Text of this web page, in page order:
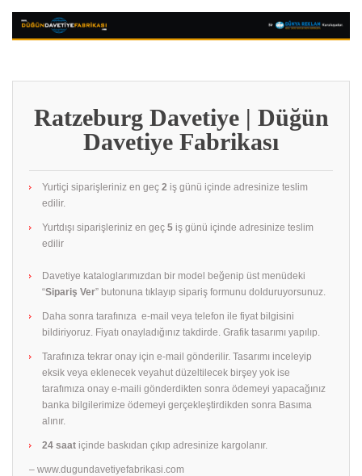
Ratzeburg Davetiye | Düğün
Davetiye Fabrikası
Yurtiçi siparişleriniz en geç 2 iş günü içinde adresinize teslim
edilir.
Yurtdışı siparişleriniz en geç 5 iş günü içinde adresinize teslim
edilir
Davetiye kataloglarımızdan bir model beğenip üst menüdeki
“Sipariş Ver” butonuna tıklayıp sipariş formunu dolduruyorsunuz.
Daha sonra tarafınıza e-mail veya telefon ile fiyat bilgisini
bildiriyoruz. Fiyatı onayladığınız takdirde. Grafik tasarımı yapılıp.
Tarafınıza tekrar onay için e-mail gönderilir. Tasarımı inceleyip
eksik veya eklenecek veyahut düzeltilecek birşey yok ise
tarafımıza onay e-maili gönderdikten sonra ödemeyi yapacağınız
banka bilgilerimize ödemeyi gerçekleştirdikden sonra Basıma
alınır.
24 saat içinde baskıdan çıkıp adresinize kargolanır.
– www.dugundavetiyefabrikasi.com